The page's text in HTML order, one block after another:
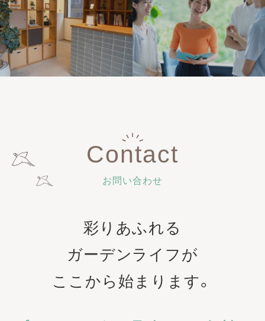
Contact
お問い合わせ
彩りあふれる
ガーデンライフが
ここから始まります。